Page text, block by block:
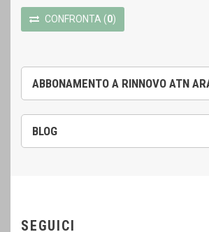
ABBONAMENTO A RINNOVO ATN
BLOG
CONFRONTA (0)
SEGUICI